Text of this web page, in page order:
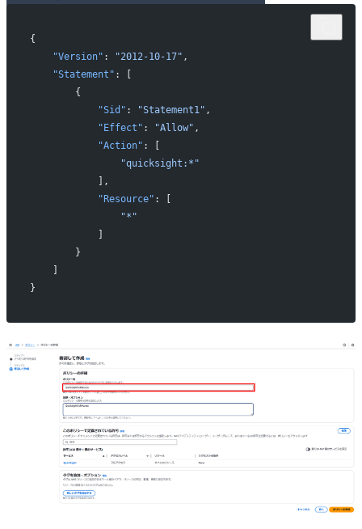
{
    "Version"
: "2012-10-17" ,
    "Statement"
: [
        {
            "Sid"
: "Statement1" ,
            "Effect"
: "Allow" ,
            "Action"
: [
                "quicksight:*"
            ],
            "Resource"
: [
                "*"
        }
}